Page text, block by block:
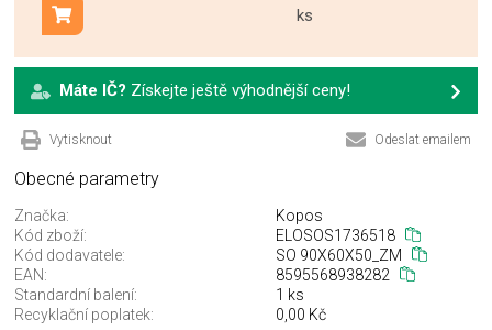
ks
Přidat do košíku
Máte IČ? Získejte ještě výhodnější ceny!
Vytisknout Odeslat emailem
Obecné parametry
Značka:
Kopos
Kód zboží:
ELOSOS1736518
Kód dodavatele:
SO 90X60X50_ZM
EAN:
8595568938282
Standardní balení:
1 ks
Recyklační poplatek:
0,00 Kč